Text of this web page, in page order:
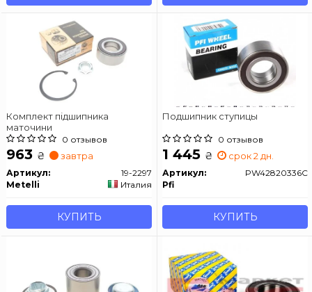
Комплект підшипника
маточини
0 отзывов
963 ₴ завтра
Артикул:
19-2297
Metelli
Италия
КУПИТЬ
Подшипник ступицы
0 отзывов
1 445 ₴ срок 2 дн.
Артикул:
Pfi
КУПИТЬ